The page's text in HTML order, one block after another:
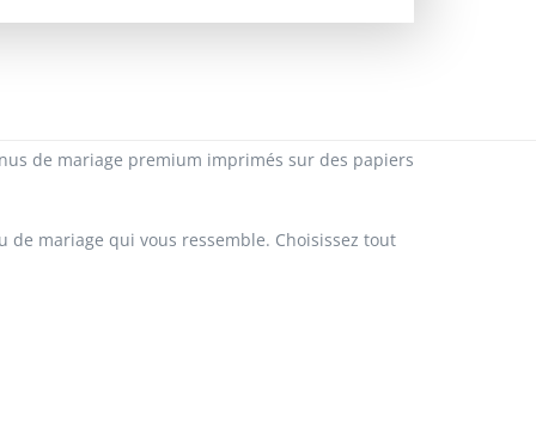
de mariage premium imprimés sur des papiers
mariage qui vous ressemble. Choisissez tout